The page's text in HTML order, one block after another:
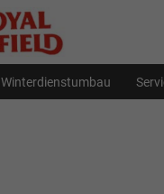
Winterdienstumbau